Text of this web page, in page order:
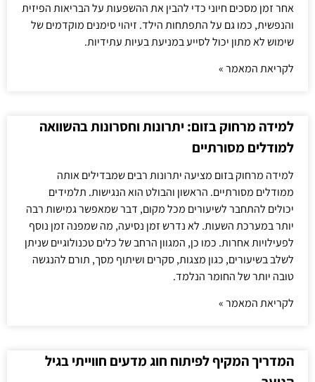
אחר זמן מסכים חיוני כדי להבין את ההשפעות על הבריאות הפיזית
והנפשית, כמו גם על התפתחות הילד. זיהוי סימנים מוקדמים של
שימוש לא מתון יכול לסייע במניעת בעיות עתידיות.
לקריאת המאמר »
למידה מרחוק בזום: יתרונות וחסרונות בהשוואה
למודלים מסורתיים
למידה מרחוק בזום מציעה יתרונות רבים שמבדילים אותה
ממודלים מסורתיים. הראשון והבולט הוא הנגישות. תלמידים
יכולים להתחבר לשיעורים מכל מקום, דבר שמאפשר גמישות רבה
יותר במערכת השעות. לא נדרש זמן נסיעה, מה שמפנה זמן נוסף
לפעילויות אחרות. כמו כן, המגוון הרחב של כלים טכנולוגיים שניתן
לשלב בשיעורים, כגון מצגות, סקרים ושיתוף מסך, תורם להנגשה
טובה יותר של החומר הנלמד.
לקריאת המאמר »
המדריך המקיף לפיתוח חוג מדעים חווייתי בגיל